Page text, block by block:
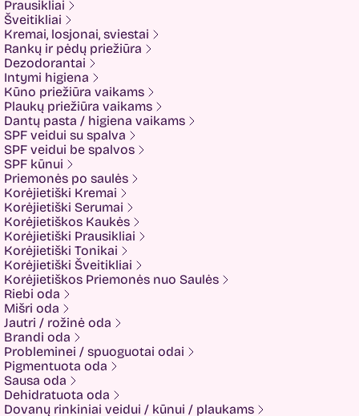
Holika holika
Imbue
Imbue.
INOAR
Isntree
IUNIK
K-MOM
Kadus Professional
Keenwell
KLERADERM
KOSE
Kyra
LANEIGE
Look At Me
Luvum
LYL
Mancera
MEDI-PEEL
Medicube
MESOTECH
Minetan
Missha
Mom and Who?
Montale
Mother-K
Muckypups
Nacomi
NEOGEN
Prausikliai
Šveitikliai
Kremai, losjonai, sviestai
Rankų ir pėdų priežiūra
Dezodorantai
Intymi higiena
Kūno priežiūra vaikams
Plaukų priežiūra vaikams
Dantų pasta / higiena vaikams
SPF veidui su spalva
SPF veidui be spalvos
SPF kūnui
Priemonės po saulės
Korėjietiški Kremai
Korėjietiški Serumai
Korėjietiškos Kaukės
Korėjietiški Prausikliai
Korėjietiški Tonikai
Korėjietiški Šveitikliai
Korėjietiškos Priemonės nuo Saulės
Riebi oda
Mišri oda
Jautri / rožinė oda
Brandi oda
Probleminei / spuoguotai odai
Pigmentuota oda
Sausa oda
Dehidratuota oda
Dovanų rinkiniai veidui / kūnui / plaukams